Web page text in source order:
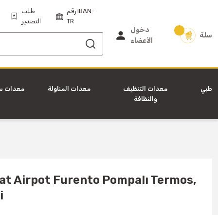
طلب
التصدير
رقم IBAN-
TR
دخول
الأعضاء
سلة
معدات معدات المناولة
معدات التنظيف
والنظافة
طبي
Airpot Furento Pompalı Termos,